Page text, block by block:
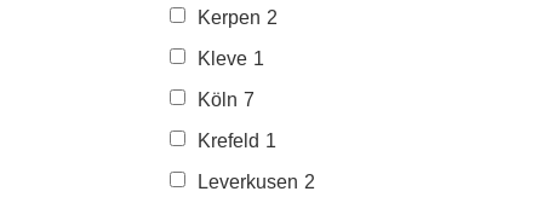
Kerpen 2
Kleve 1
Köln 7
Krefeld 1
Leverkusen 2